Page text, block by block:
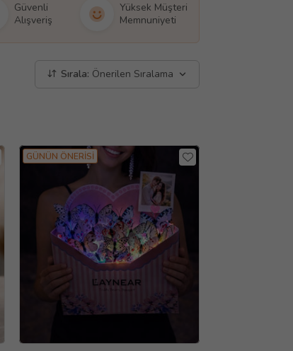
Güvenli
Alışveriş
Yüksek Müşteri
Memnuniyeti
Sırala: Önerilen Sıralama
GÜNÜN ÖNERİSİ